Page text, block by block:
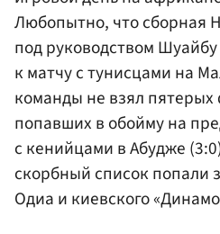
Любопытно, что сборная
под руководством
к матчу с тунисцами на
команды не взял пятерых
попавших в обойму на
с кенийцами в Абудже
скорбный список
Одиа и киевского